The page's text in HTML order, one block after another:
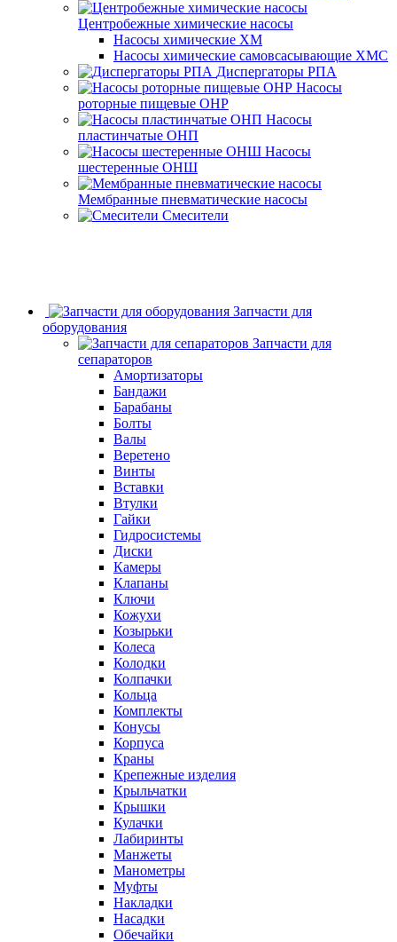
Центробежные химические насосы
Насосы химические ХМ
Насосы химические самовсасывающие ХМС
Диспергаторы РПА
Насосы
роторные пищевые ОНР
Насосы
пластинчатые ОНП
Насосы
шестеренные ОНШ
Мембранные пневматические насосы
Смесители
Запчасти для
оборудования
Запчасти для
сепараторов
Амортизаторы
Бандажи
Барабаны
Болты
Валы
Веретено
Винты
Вставки
Втулки
Гайки
Гидросистемы
Диски
Камеры
Клапаны
Ключи
Кожухи
Козырьки
Колеса
Колодки
Колпачки
Кольца
Комплекты
Конусы
Корпуса
Краны
Крепежные изделия
Крыльчатки
Крышки
Кулачки
Лабиринты
Манжеты
Манометры
Муфты
Накладки
Насадки
Обечайки